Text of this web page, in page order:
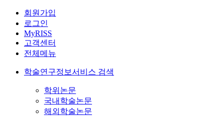
회원가입
로그인
MyRISS
고객센터
전체메뉴
학술연구정보서비스 검색
학위논문
국내학술논문
해외학술논문